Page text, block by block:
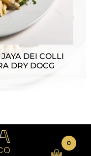
DEI COLLI
DRY DOCG
0